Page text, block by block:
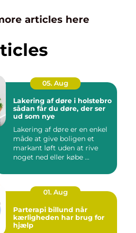
articles here
05. Aug
Lakering af døre i holstebro
sådan får du døre, der ser
ud som nye
Lakering af døre er en enkel
måde at give boligen et
markant løft uden at rive
noget ned eller købe ...
01. Aug
Parterapi billund når
kærligheden har brug for
hjælp